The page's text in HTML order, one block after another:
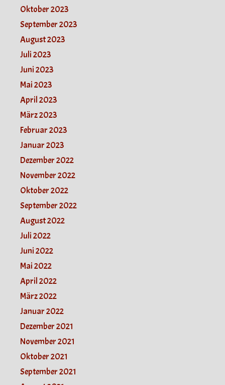
Oktober 2023
September 2023
August 2023
Juli 2023
Juni 2023
Mai 2023
April 2023
März 2023
Februar 2023
Januar 2023
Dezember 2022
November 2022
Oktober 2022
September 2022
August 2022
Juli 2022
Juni 2022
Mai 2022
April 2022
März 2022
Januar 2022
Dezember 2021
November 2021
Oktober 2021
September 2021